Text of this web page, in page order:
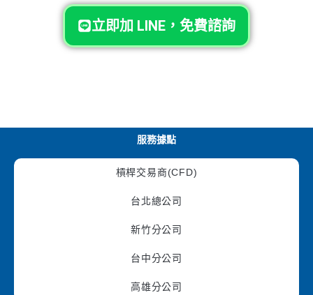
立即加 LINE，免費諮詢
服務據點
槓桿交易商(CFD)
台北總公司
新竹分公司
台中分公司
高雄分公司